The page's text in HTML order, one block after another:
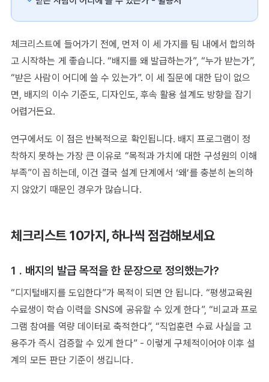
체크리스트에 들어가기 전에, 먼저 이 세 가지를 팀 내에서 합의하
고 시작하는 게 좋습니다. “배지를 왜 발급하는가”, “누가 받는가”,
“받은 사람이 어디에 쓸 수 있는가”. 이 세 질문에 대한 답이 없으
면, 배지의 이수 기준도, 디자인도, 후속 활용 설계도 방향을 잡기
어렵거든요.
연구에서도 이 점은 반복적으로 확인됩니다. 배지 프로그램이 정
착하지 못하는 가장 큰 이유로 “목적과 가치에 대한 구성원의 이해
부족”이 꼽히는데, 이건 결국 설계 단계에서 ‘왜’를 충분히 논의하
지 않았기 때문인 경우가 많습니다.
체크리스트 10가지, 하나씩 점검해보세요
1 . 배지의 발급 목적을 한 문장으로 정의했는가?
“디지털배지를 도입한다”가 목적이 되면 안 됩니다. “평생교육원
수료생이 학습 이력을 SNS에 공유할 수 있게 한다”, “비교과 프로
그램 참여를 역량 데이터로 축적한다”, “직업훈련 수료 사실을 고
용주가 즉시 검증할 수 있게 한다” - 이렇게 구체적이어야 이후 설
계의 모든 판단 기준이 생깁니다.